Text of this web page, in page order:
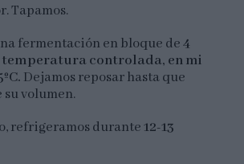
Tapamos.
fermentación en bloque de4
temperatura controlada, en mi
Dejamos reposar hasta que
su volumen.
refrigeramos durante12-13